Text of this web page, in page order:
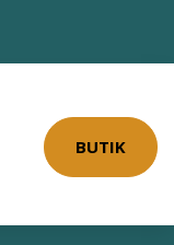
BUTIK